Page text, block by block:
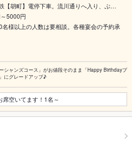
【胡町】電停下車。流川通りへ入り、ぶ…
5000円
名様以上の人数は要相談。各種宴会の予約承
ーシャンズコース」がお値段そのまま「Happy Birthdayプ
にグレードアップ♪
席空いてます！ 1名～